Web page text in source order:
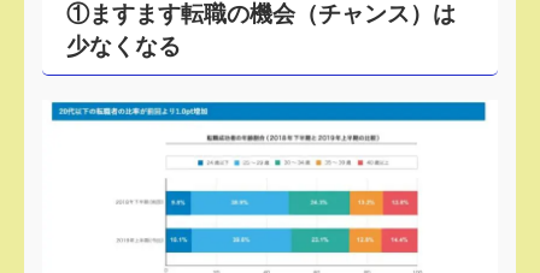
①ますます転職の機会（チャンス）は
少なくなる